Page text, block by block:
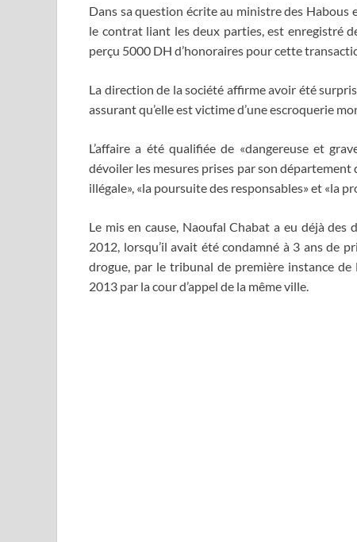
Dans sa question écrite au ministre des Habous
le contrat liant les deux parties, est enregistré
perçu 5000 DH d’honoraires pour cette
La direction de la société affirme avoir été
assurant qu’elle est victime d’une escroquerie
L’affaire a été qualifiée de «dangereuse et
dévoiler les mesures prises par son
illégale», «la poursuite des responsables» et «la
Le mis en cause, Naoufal Chabat a eu déjà
2012, lorsqu’il avait été condamné à 3 ans de
drogue, par le tribunal de première instance de
2013 par la cour d’appel de la même ville.